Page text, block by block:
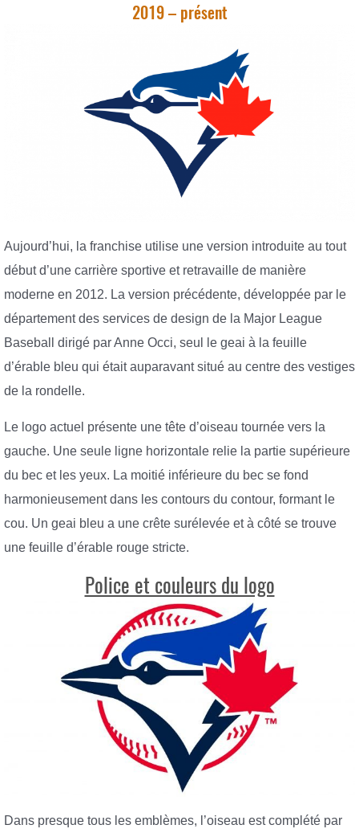
2019 – présent
Aujourd’hui, la franchise utilise une version introduite au tout
début d’une carrière sportive et retravaille de manière
moderne en 2012. La version précédente, développée par le
département des services de design de la Major League
Baseball dirigé par Anne Occi, seul le geai à la feuille
d’érable bleu qui était auparavant situé au centre des vestiges
de la rondelle.
Le logo actuel présente une tête d’oiseau tournée vers la
gauche. Une seule ligne horizontale relie la partie supérieure
du bec et les yeux. La moitié inférieure du bec se fond
harmonieusement dans les contours du contour, formant le
cou. Un geai bleu a une crête surélevée et à côté se trouve
une feuille d’érable rouge stricte.
Police et couleurs du logo
Dans presque tous les emblèmes, l’oiseau est complété par